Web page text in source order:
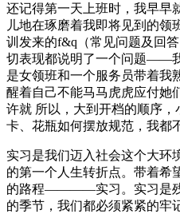
还记得第一天上班时，我早早
儿地在琢磨着我即将见到的领
训发来的f&q（常见问题及回
切表现都说明了一个问题——
是女领班和一个服务员带着我
醒着自己不能马马虎虎应付她
许就 所以，大到开档的顺序
卡、花瓶如何摆放规范，我都
实习是我们迈入社会这个大环
的第一个人生转折点。带着希
的路程————实习。实习是残
的季节，我们都必须紧紧的牢